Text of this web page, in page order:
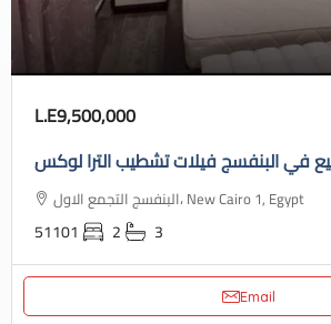
L.E9,500,000
في البنفسج فيلات تشطيب الترا لوكس
البنفسج التجمع الاول، New Cairo 1, Egypt
51101 2 3
Email